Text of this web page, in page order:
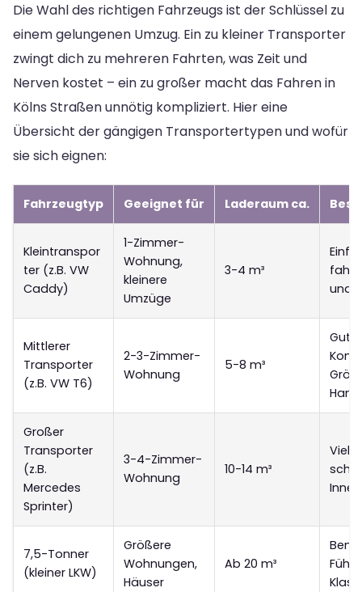
Die Wahl des richtigen Fahrzeugs ist der Schlüssel zu
einem gelungenen Umzug. Ein zu kleiner Transporter
zwingt dich zu mehreren Fahrten, was Zeit und
Nerven kostet – ein zu großer macht das Fahren in
Kölns Straßen unnötig kompliziert. Hier eine
Übersicht der gängigen Transportertypen und wofür
sie sich eignen:
Fahrzeugtyp Geeignet für Laderaum ca.
Kleintranspor
ter (z.B. VW
Caddy)
1-Zimmer-
Wohnung,
kleinere
Umzüge
3-4 m³
und
Mittlerer
Transporter
(z.B. VW T6)
2-3-Zimmer-
Wohnung
5-8 m³
Guter
Großer
Transporter
(z.B.
Mercedes
Sprinter)
3-4-Zimmer-
Wohnung
10-14 m³
Viel
7,5-Tonner
(kleiner LKW)
Größere
Wohnungen,
Häuser
Ab 20 m³